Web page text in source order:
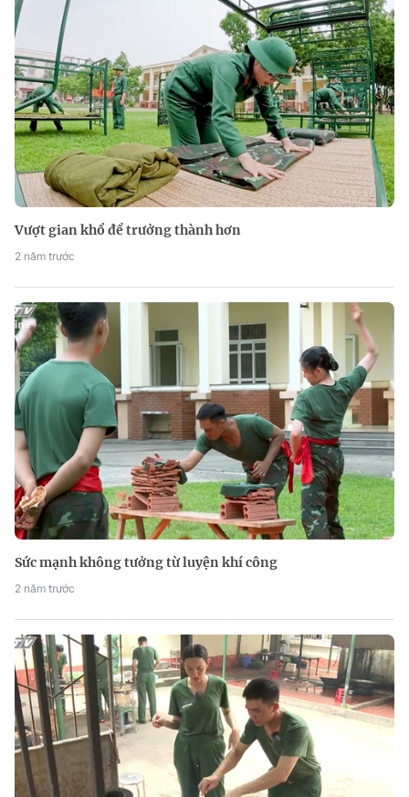
Vượt gian khổ để trưởng thành hơn
2 năm trước
Sức mạnh không tưởng từ luyện khí công
2 năm trước